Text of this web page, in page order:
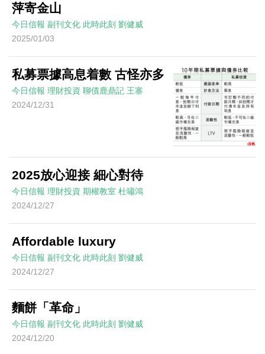
萍寄金山
今日信報 副刊文化 此時此刻 劉健威
2025/01/03
私募票據高息着數 古怪亦多
今日信報 理財投資 聊債鹿鼎記 王寨
2024/12/31
2025放心迎接 細心對待
今日信報 理財投資 期權教室 杜嘯鴻
2024/12/27
Affordable luxury
今日信報 副刊文化 此時此刻 劉健威
2024/12/27
麵餅「革命」
今日信報 副刊文化 此時此刻 劉健威
2024/12/20